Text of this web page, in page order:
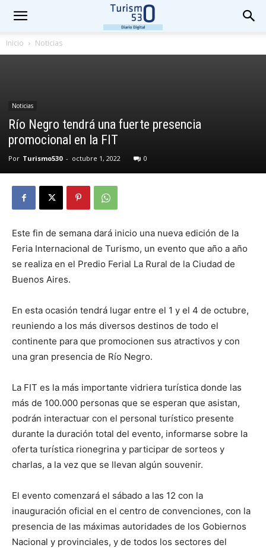
Inicio Noticias
Noticias
Río Negro tendrá una fuerte presencia
promocional en la FIT
Por Turismo530 - octubre 1, 2022 0
Este fin de semana dará inicio una nueva edición de la
Feria Internacional de Turismo, un evento que año a año
se realiza en el Predio Ferial La Rural de la Ciudad de
Buenos Aires.
En esta ocasión tendrá lugar entre el 1 y el 4 de octubre,
reuniendo a los más diversos destinos de todo el
continente para que promocionen sus atractivos y con
una gran presencia de Río Negro.
La FIT es la más importante vidriera turística donde las
más de 100.000 personas que se esperan que asistan,
podrán interactuar con el personal turístico presente
durante la duración total del evento, informarse sobre la
oferta turística rionegrina y participar de sorteos y
charlas, a la vez que se llevan algún souvenir.
El evento comenzará el sábado a las 12 con la
inauguración oficial en el centro de convenciones, con la
presencia de las máximas autoridades de los Gobiernos
Nacional y provinciales, y de todos los sectores del